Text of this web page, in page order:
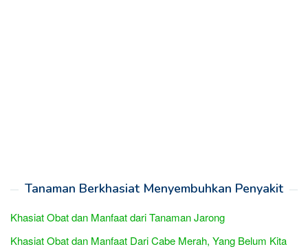
Tanaman Berkhasiat Menyembuhkan Penyakit
Khasiat Obat dan Manfaat dari Tanaman Jarong
Khasiat Obat dan Manfaat Dari Cabe Merah, Yang Belum Kita